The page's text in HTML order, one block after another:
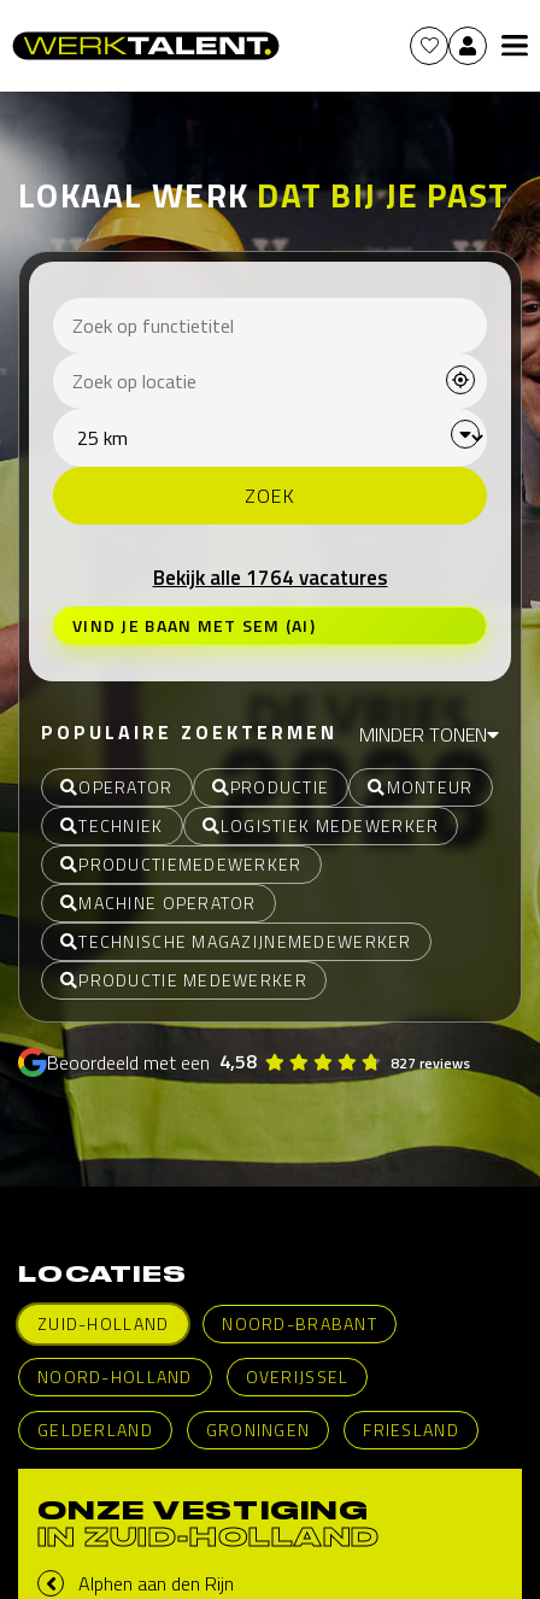
LOKAAL WERKDAT BIJ JE PAST
Bekijk alle 1764 vacatures
VIND JE BAAN MET SEM (AI)
POPULAIRE ZOEKTERMEN MINDER TONEN
OPERATOR PRODUCTIE
MONTEUR
TECHNIEK
LOGISTIEK MEDEWERKER
PRODUCTIEMEDEWERKER
MACHINE OPERATOR
TECHNISCHE MAGAZIJNEMEDEWERKER
PRODUCTIE MEDEWERKER
Beoordeeld met een 4,58 827 reviews
LOCATIES
ZUID-HOLLAND
NOORD-BRABANT
NOORD-HOLLAND OVERIJSSEL
GELDERLAND GRONINGEN FRIESLAND
ONZE VESTIGING
IN ZUID-HOLLAND
Alphen aan den Rijn